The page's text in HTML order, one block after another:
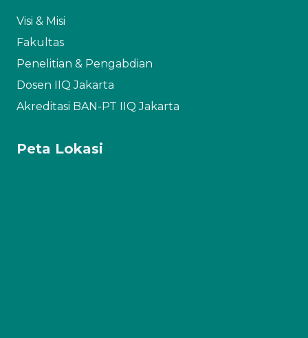
Visi & Misi
Fakultas
Penelitian & Pengabdian
Dosen IIQ Jakarta
Akreditasi BAN-PT IIQ Jakarta
Peta Lokasi